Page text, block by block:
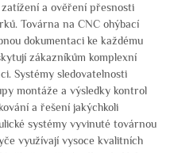
a ověření přesnosti
Továrna na CNC ohýbací
dokumentaci ke každému
zákazníkům komplexní
Systémy sledovatelnosti
montáže a výsledky kontrol
a řešení jakýchkoli
systémy vyvinuté továrnou
využívají vysoce kvalitních